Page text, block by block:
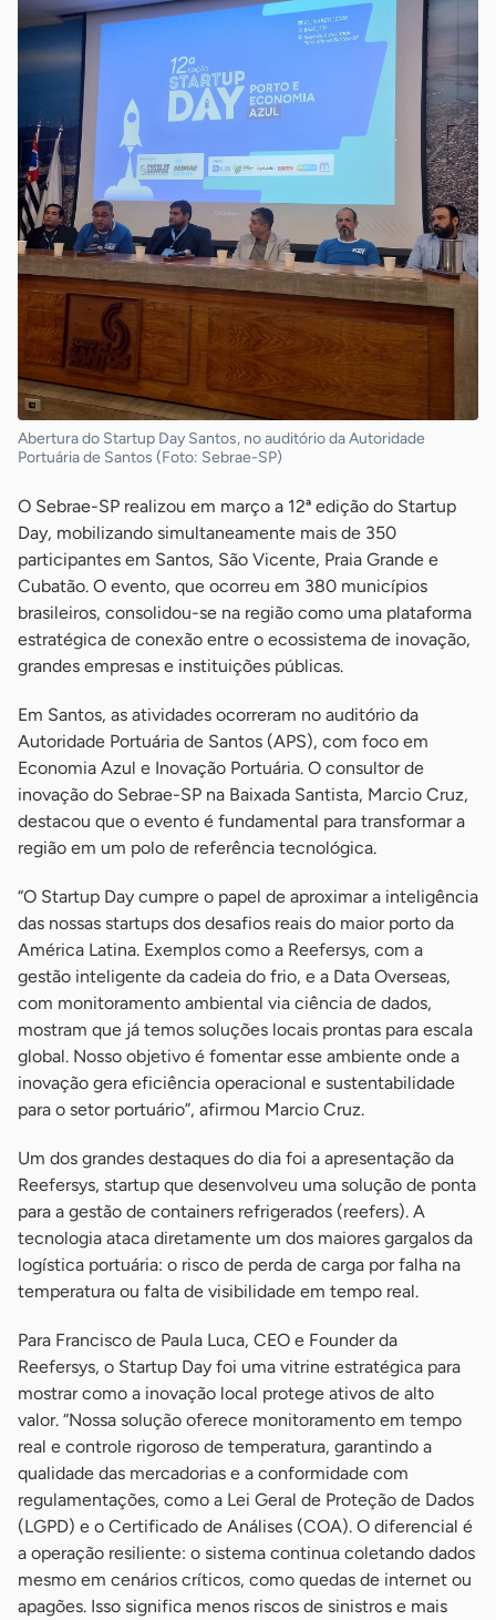
Abertura do Startup Day Santos, no auditório da Autoridade
Portuária de Santos (Foto: Sebrae-SP)
O Sebrae-SP realizou em março a 12ª edição do Startup
Day, mobilizando simultaneamente mais de 350
participantes em Santos, São Vicente, Praia Grande e
Cubatão. O evento, que ocorreu em 380 municípios
brasileiros, consolidou-se na região como uma plataforma
estratégica de conexão entre o ecossistema de inovação,
grandes empresas e instituições públicas.
Em Santos, as atividades ocorreram no auditório da
Autoridade Portuária de Santos (APS), com foco em
Economia Azul e Inovação Portuária. O consultor de
inovação do Sebrae-SP na Baixada Santista, Marcio Cruz,
destacou que o evento é fundamental para transformar a
região em um polo de referência tecnológica.
“O Startup Day cumpre o papel de aproximar a inteligência
das nossas startups dos desafios reais do maior porto da
América Latina. Exemplos como a Reefersys, com a
gestão inteligente da cadeia do frio, e a Data Overseas,
com monitoramento ambiental via ciência de dados,
mostram que já temos soluções locais prontas para escala
global. Nosso objetivo é fomentar esse ambiente onde a
inovação gera eficiência operacional e sustentabilidade
para o setor portuário”, afirmou Marcio Cruz.
Um dos grandes destaques do dia foi a apresentação da
Reefersys, startup que desenvolveu uma solução de ponta
para a gestão de containers refrigerados (reefers). A
tecnologia ataca diretamente um dos maiores gargalos da
logística portuária: o risco de perda de carga por falha na
temperatura ou falta de visibilidade em tempo real.
Para Francisco de Paula Luca, CEO e Founder da
Reefersys, o Startup Day foi uma vitrine estratégica para
mostrar como a inovação local protege ativos de alto
valor. “Nossa solução oferece monitoramento em tempo
real e controle rigoroso de temperatura, garantindo a
qualidade das mercadorias e a conformidade com
regulamentações, como a Lei Geral de Proteção de Dados
(LGPD) e o Certificado de Análises (COA). O diferencial é
a operação resiliente: o sistema continua coletando dados
mesmo em cenários críticos, como quedas de internet ou
apagões. Isso significa menos riscos de sinistros e mais